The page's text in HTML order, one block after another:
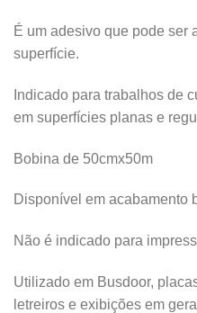
É um adesivo que pode ser
superfície.
Indicado para trabalhos de
em superfícies planas e
Bobina de 50cmx50m
Disponível em acabamento
Não é indicado para
Utilizado em Busdoor,
letreiros e exibições em